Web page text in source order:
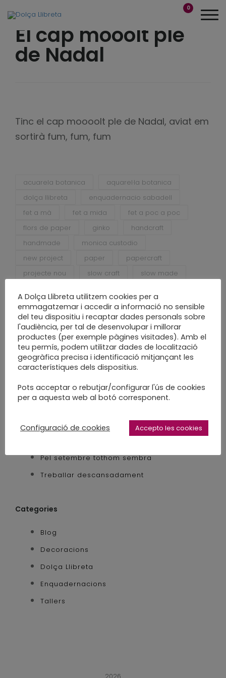
0
El cap mooolt ple
de Nadal
Tinc el cap moooolt ple de Nadal, aviat em
sortirà fum, fum, fum
acuarela botanica
aquarel·la botanica
dolça llibreta
enquadernacio sabadell
fet a mà
fet a mida
fet a poc a poc
flors de paper
ginko
handcraft
handmade
monica custodio
new project
paper
papercraft
projecte nou
slow craft
slow made
Entrades recents
Escriure per ser més lliure
Pel setembre tothom sembra
Treballar descansadament
Categories
Blog
Decoracions
Dolça Llibreta
Enquadernacions
Tallers
2026
A Dolça Llibreta utilitzem cookies per a
emmagatzemar i accedir a informació no sensible
del teu dispositiu i recaptar dades personals sobre
l'audiència, per tal de desenvolupar i millorar
productes (per exemple pàgines visitades). Amb el
teu permís, podem utilitzar dades de localització
geogràfica precisa i identificació mitjançant les
característiques dels dispositius.
Pots acceptar o rebutjar/configurar l'ús de cookies
per a aquesta web al botó corresponent.
Configuració de cookies Accepto les cookies